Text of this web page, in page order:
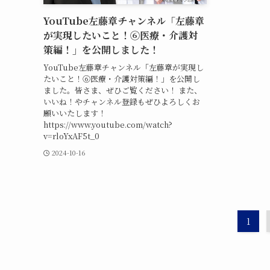
YouTube左藤章チャンネル「左藤章
が実現したいこと！⑥医療・介護対
策編！」を公開しました！
YouTube左藤章チャンネル「左藤章が実現し
たいこと！⑥医療・介護対策編！」を公開し
ました。皆さま、ぜひご覧ください！ また、
いいね！やチャンネル登録もぜひよろしくお
願いいたします！
https://www.youtube.com/watch?
v=rloYxAF5t_0
2024-10-16
1